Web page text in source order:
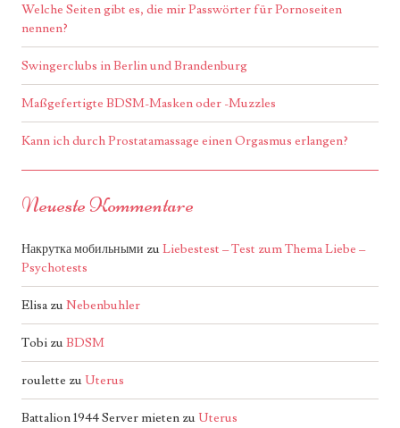
Welche Seiten gibt es, die mir Passwörter für Pornoseiten
nennen?
Swingerclubs in Berlin und Brandenburg
Maßgefertigte BDSM-Masken oder -Muzzles
Kann ich durch Prostatamassage einen Orgasmus erlangen?
Neueste Kommentare
Накрутка мобильными zuLiebestest – Test zum Thema Liebe –
Psychotests
Elisa zuNebenbuhler
Tobi zuBDSM
roulette zuUterus
Battalion 1944 Server mieten zuUterus